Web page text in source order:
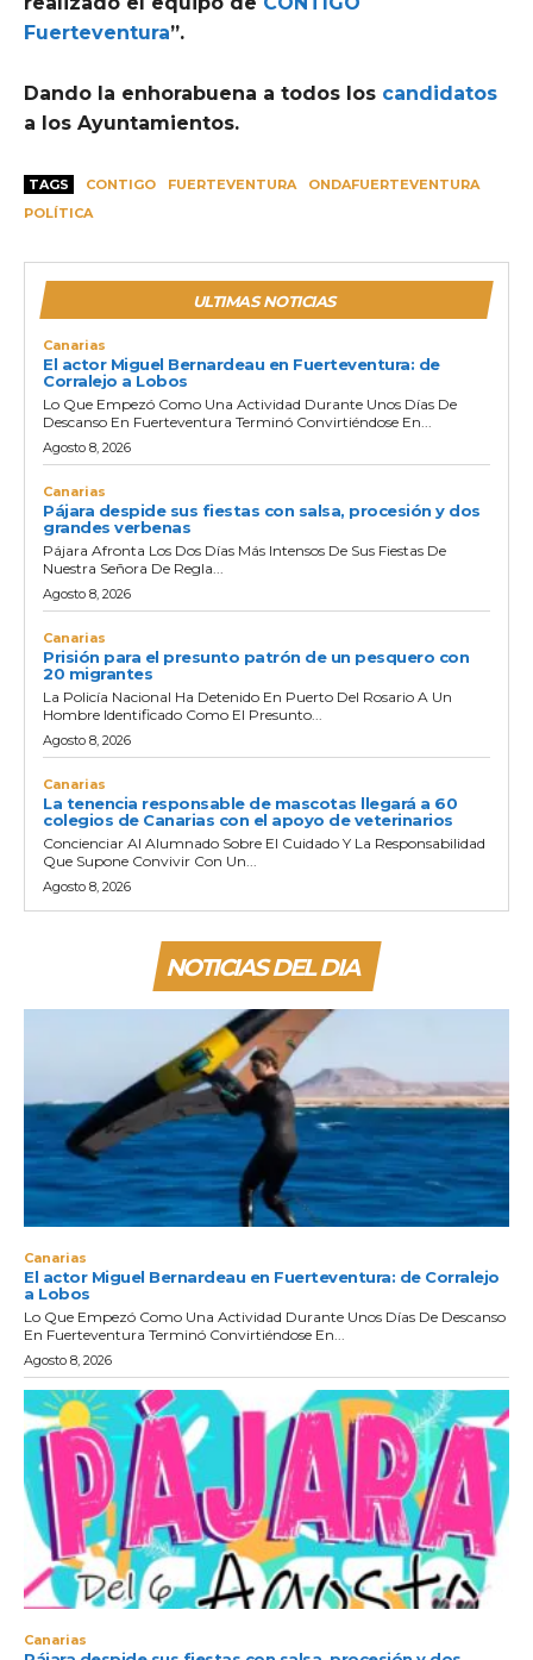
Fuerteventura”.
Dando la enhorabuena a todos los candidatos
a los Ayuntamientos.
TAGS CONTIGO FUERTEVENTURA
ONDAFUERTEVENTURA
POLÍTICA
ULTIMAS NOTICIAS
Canarias
El actor Miguel Bernardeau en Fuerteventura: de
Corralejo a Lobos
Lo Que Empezó Como Una Actividad Durante Unos Días De
Descanso En Fuerteventura Terminó Convirtiéndose En...
Agosto 8, 2026
Canarias
Pájara despide sus fiestas con salsa, procesión y dos
grandes verbenas
Pájara Afronta Los Dos Días Más Intensos De Sus Fiestas De
Nuestra Señora De Regla...
Agosto 8, 2026
Canarias
Prisión para el presunto patrón de un pesquero con
20 migrantes
La Policía Nacional Ha Detenido En Puerto Del Rosario A Un
Hombre Identificado Como El Presunto...
Agosto 8, 2026
Canarias
La tenencia responsable de mascotas llegará a 60
colegios de Canarias con el apoyo de veterinarios
Concienciar Al Alumnado Sobre El Cuidado Y La Responsabilidad
Que Supone Convivir Con Un...
Agosto 8, 2026
NOTICIAS DEL DIA
Canarias
El actor Miguel Bernardeau en Fuerteventura: de Corralejo
a Lobos
Lo Que Empezó Como Una Actividad Durante Unos Días De Descanso
En Fuerteventura Terminó Convirtiéndose En...
Agosto 8, 2026
Canarias